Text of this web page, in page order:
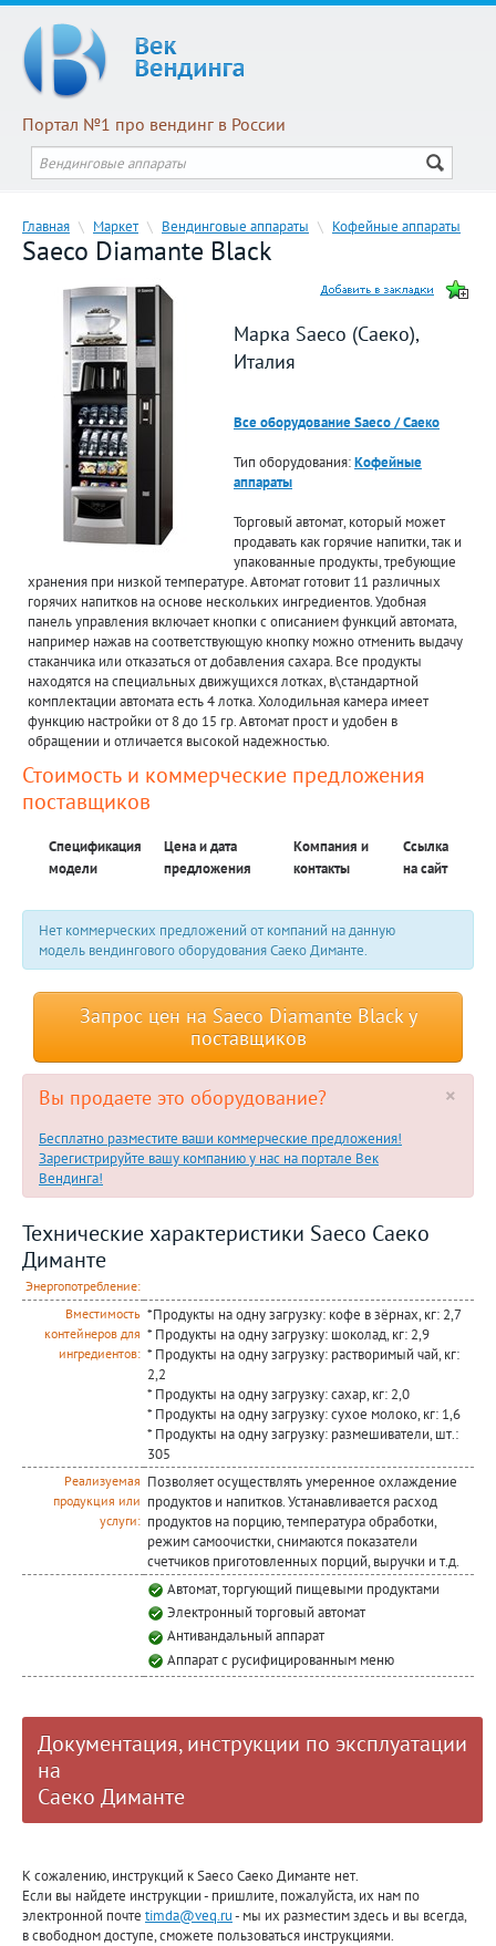
Портал №1 про вендинг в России
Главная \ Маркет \ Вендинговые аппараты \ Кофейные аппараты
Saeco Diamante Black
Марка Saeco (Саеко),
Италия
Все оборудование Saeco / Саеко
Тип оборудования:Кофейные
аппараты
Торговый автомат, который может
продавать как горячие напитки, так и
упакованные продукты, требующие
хранения при низкой температуре. Автомат готовит 11 различных
горячих напитков на основе нескольких ингредиентов. Удобная
панель управления включает кнопки с описанием функций автомата,
например нажав на соответствующую кнопку можно отменить выдачу
стаканчика или отказаться от добавления сахара. Все продукты
находятся на специальных движущихся лотках, в\стандартной
комплектации автомата есть 4 лотка. Холодильная камера имеет
функцию настройки от 8 до 15 гр. Автомат прост и удобен в
обращении и отличается высокой надежностью.
Стоимость и коммерческие предложения
поставщиков
Спецификация
модели
Цена и дата
предложения
Компания и
контакты
Ссылка
на сайт
Нет коммерческих предложений от компаний на данную
модель вендингового оборудования Саеко Диманте.
Запрос цен на Saeco Diamante Black у
поставщиков
×
Вы продаете это оборудование?
Бесплатно разместите ваши коммерческие предложения!
Зарегистрируйте вашу компанию у нас на портале Век
Вендинга!
Технические характеристики Saeco Саеко
Диманте
Энергопотребление:
Вместимость
контейнеров для
ингредиентов:
*Продукты на одну загрузку: кофе в зёрнах, кг: 2,7
* Продукты на одну загрузку: шоколад, кг: 2,9
* Продукты на одну загрузку: растворимый чай, кг:
2,2
* Продукты на одну загрузку: сахар, кг: 2,0
* Продукты на одну загрузку: сухое молоко, кг: 1,6
* Продукты на одну загрузку: размешиватели, шт.:
305
Реализуемая
продукция или
услуги:
Позволяет осуществлять умеренное охлаждение
продуктов и напитков. Устанавливается расход
продуктов на порцию, температура обработки,
режим самоочистки, снимаются показатели
счетчиков приготовленных порций, выручки и т.д.
Автомат, торгующий пищевыми продуктами
Электронный торговый автомат
Антивандальный аппарат
Аппарат с русифицированным меню
Документация, инструкции по эксплуатации
на
Саеко Диманте
К сожалению, инструкций к Saeco Саеко Диманте нет.
Если вы найдете инструкции - пришлите, пожалуйста, их нам по
электронной почте timda@veq.ru- мы их разместим здесь и вы всегда,
в свободном доступе, сможете пользоваться инструкциями.